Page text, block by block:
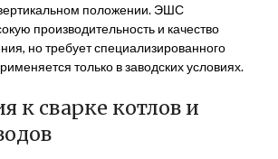
положении. ЭШС
производительность и качество
но требует специализированного
только в заводских условиях.
к сварке котлов и